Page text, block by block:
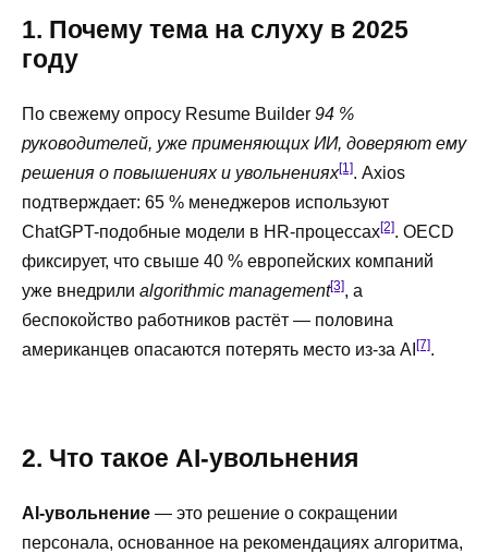
1. Почему тема на слуху в 2025
году
По свежему опросу Resume Builder 94 %
руководителей, уже применяющих ИИ, доверяют ему
решения о повышениях и увольнениях[1]. Axios
подтверждает: 65 % менеджеров используют
ChatGPT-подобные модели в HR-процессах[2]. OECD
фиксирует, что свыше 40 % европейских компаний
уже внедрили algorithmic management[3], а
беспокойство работников растёт — половина
американцев опасаются потерять место из-за AI [7].
2. Что такое AI-увольнения
AI-увольнение — это решение о сокращении
персонала, основанное на рекомендациях алгоритма,